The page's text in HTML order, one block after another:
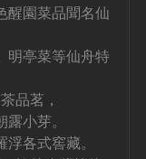
醒園菜品聞名仙
明亭菜等仙舟特
品茗，
小芽。
各式窖藏。